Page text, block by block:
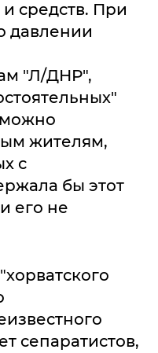
средств. При
давлении
"Л/ДНР",
жителям,
с
бы этот
его не
сепаратистов,